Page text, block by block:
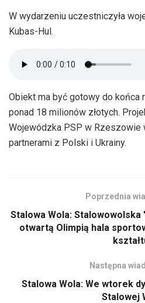
W wydarzeniu uczestniczyła
Kubas-Hul.
Obiekt ma być gotowy do końca
ponad 18 milionów złotych.
Wojewódzka PSP w Rzeszowie
partnerami z Polski i Ukrainy.
Poprzednia
Stalowa Wola: Stalowowolska
otwartą Olimpią hala
Następna
Stalowa Wola: We wtorek
Stalowej